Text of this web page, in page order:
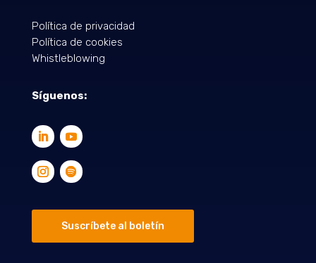
Política de privacidad
Política de cookies
Whistleblowing
Síguenos:
Suscríbete al boletín